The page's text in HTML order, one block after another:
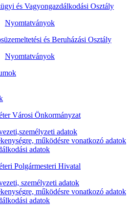
és Vagyongazdálkodási Osztály
Nyomtatványok
és Beruházási Osztály
Nyomtatványok
Városi Önkormányzat
adatok
működésre vonatkozó adatok
adatok
Polgármesteri Hivatal
személyzeti adatok
működésre vonatkozó adatok
adatok